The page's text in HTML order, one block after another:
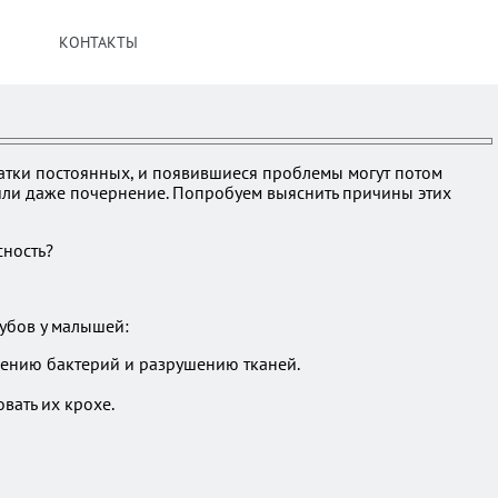
КОНТАКТЫ
постоянных, и появившиеся проблемы могут потом
даже почернение. Попробуем выяснить причины этих
у малышей:
бактерий и разрушению тканей.
их крохе.